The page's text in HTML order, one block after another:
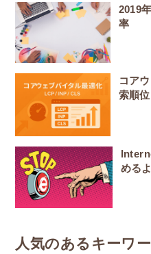
2019
率
コア
索順
める
人気のあるキーワ